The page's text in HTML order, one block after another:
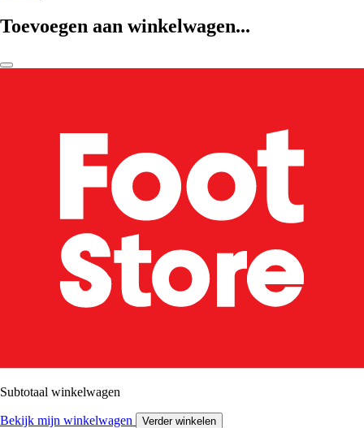
Toevoegen aan winkelwagen...
Subtotaal winkelwagen
Bekijk mijn winkelwagen Verder winkelen